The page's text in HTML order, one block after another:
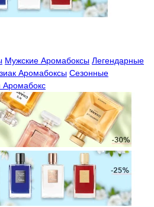
Мужские Аромабоксы Легендарные
Аромабоксы Сезонные
Аромабокс